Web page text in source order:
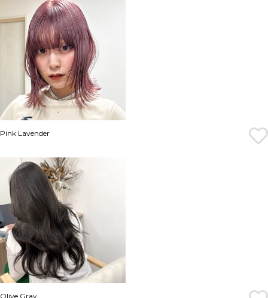
Pink Lavender
Olive Gray